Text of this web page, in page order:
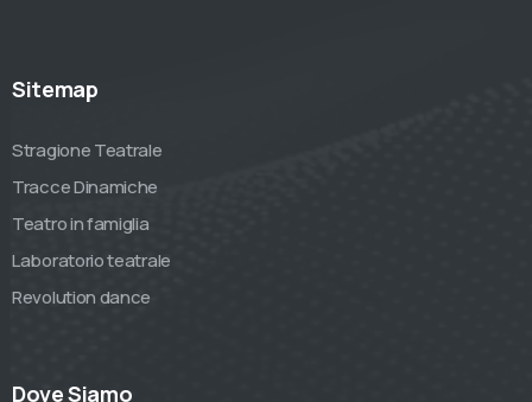
Sitemap
Stragione Teatrale
Tracce Dinamiche
Teatro in famiglia
Laboratorio teatrale
Revolution dance
Dove Siamo